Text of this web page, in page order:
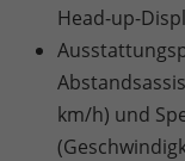
Head-up-
km/h) und